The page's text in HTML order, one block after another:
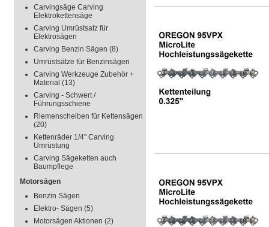
Carvingsäge Carving
Elektrokettensäge
Carving Umrüstsatz für
Elektrosägen
Carving Benzin Sägen (8)
Umrüstsätze für Benzinsägen
Carving Werkzeuge Zubehör +
Material (13)
Carving - Schwert /
Führungsschiene
Riemenscheiben für Kettensägen
(20)
Kettenräder 1/4" Carving
Umrüstung
Carving Sägeketten auch
Baumpflege
Motorsägen
Benzin Sägen
Elektro- Sägen (5)
Motorsägen Aktionen (2)